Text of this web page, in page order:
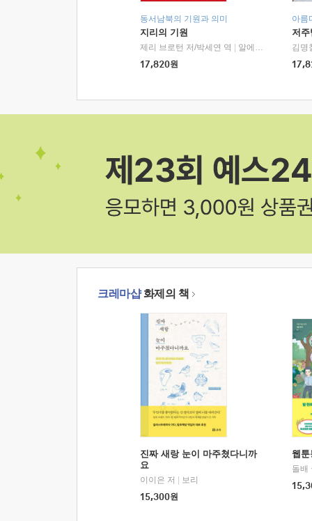
동서남북의 기원과 의미
지리의 기원
제리 브로턴 저/박세연 역
알에이치코리아(RHK)
17,820원
아름
저
김명
크레마샵화제의 책
진짜 새랑 눈이 마주쳤다니까
요
이이은 저
보리
15,300원
웹
돌배